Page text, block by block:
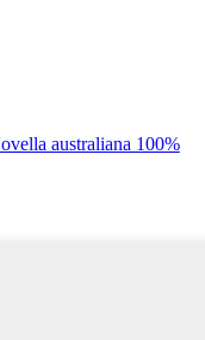
australiana 100%